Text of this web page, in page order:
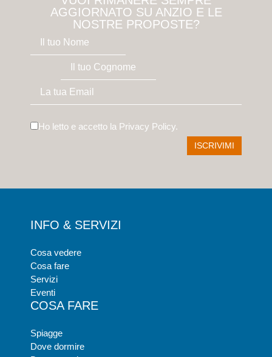
AGGIORNATO SU ANZIO E LE
NOSTRE PROPOSTE?
Ho letto e accetto la Privacy Policy.
INFO & SERVIZI
Cosa vedere
Cosa fare
Servizi
Eventi
COSA FARE
Spiagge
Dove dormire